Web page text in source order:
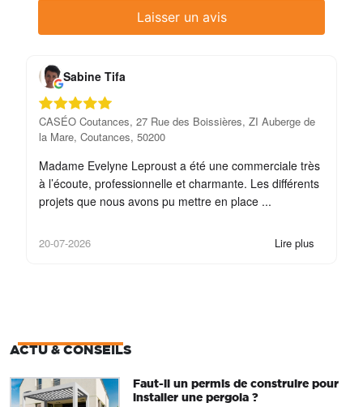
Laisser un avis
Sabine Tifa
CASÉO Coutances, 27 Rue des Boissières, ZI Auberge de
la Mare, Coutances, 50200
Madame Evelyne Leproust a été une commerciale très
à l’écoute, professionnelle et charmante. Les différents
projets que nous avons pu mettre en place ...
20-07-2026 Lire plus
ACTU & CONSEILS
Faut-il un permis de construire pour
installer une pergola ?